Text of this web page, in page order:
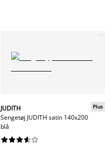
JUDITH
Sengetøj JUDITH satin 140x200
blå
Plus





